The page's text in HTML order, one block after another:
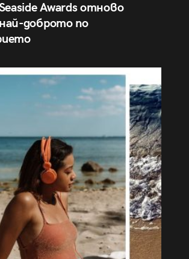
Awards отново
доброто по